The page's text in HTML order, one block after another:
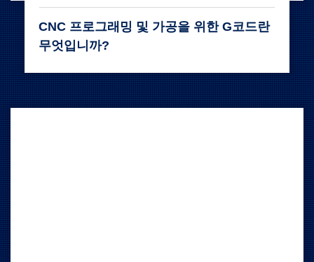
CNC 프로그래밍 및 가공을 위한 G코드란
무엇입니까?